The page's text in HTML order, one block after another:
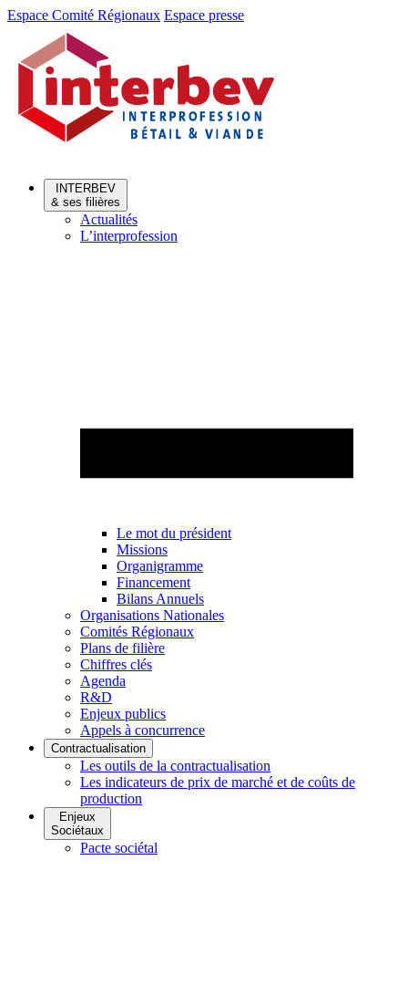
Aller
Aller
contenu
Espace Comité Régionaux Espace presse
INTERBEV
& ses filières
Actualités
L’interprofession
Le mot du président
Missions
Organigramme
Financement
Bilans Annuels
Organisations Nationales
Comités Régionaux
Plans de filière
Chiffres clés
Agenda
R&D
Enjeux publics
Appels à concurrence
Contractualisation
Les outils de la contractualisation
Les indicateurs de prix de marché et de coûts de
production
Enjeux
Sociétaux
Pacte sociétal